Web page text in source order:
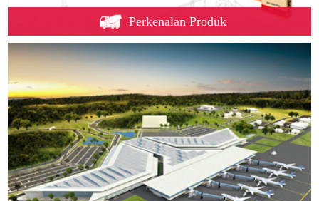
Perkenalan Produk